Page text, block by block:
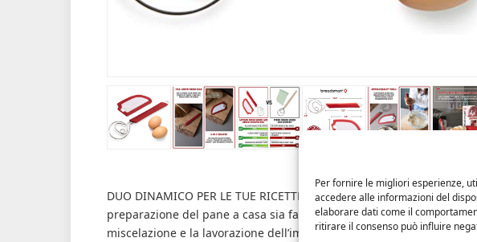
Per fornire le migliori esperienze,
accedere alle informazioni del
elaborare dati come il
ritirare il consenso può influire
DUO DINAMICO PER LE TUE RICETTE: Questi strumenti
preparazione del pane a casa sia facile e divertente. La robusta
miscelazione e la lavorazione dell’impasto un processo veloce,